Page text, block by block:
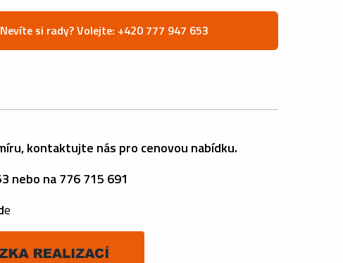
Nevíte si rady? Volejte: +420 777 947 653
kontaktujte nás pro cenovou nabídku.
nebo na 776 715 691
e